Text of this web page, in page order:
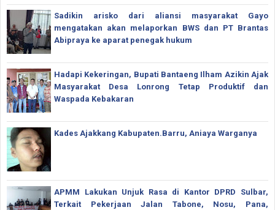
Sadikin arisko dari aliansi masyarakat Gayo
mengatakan akan melaporkan BWS dan PT Brantas
Abipraya ke aparat penegak hukum
Hadapi Kekeringan, Bupati Bantaeng Ilham Azikin Ajak
Masyarakat Desa Lonrong Tetap Produktif dan
Waspada Kebakaran
Kades Ajakkang Kabupaten.Barru, Aniaya Warganya
APMM Lakukan Unjuk Rasa di Kantor DPRD Sulbar,
Terkait Pekerjaan Jalan Tabone, Nosu, Pana,